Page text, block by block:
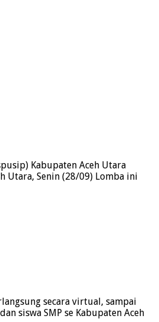
Kabupaten Aceh Utara
Utara, Senin (28/09) Lomba ini
secara virtual, sampai
siswa SMP se Kabupaten Aceh